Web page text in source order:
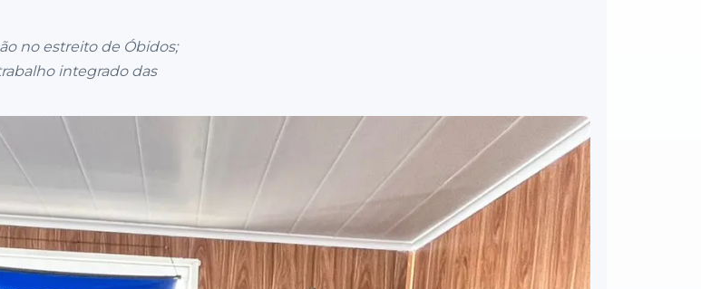
no estreito de Óbidos;
integrado das